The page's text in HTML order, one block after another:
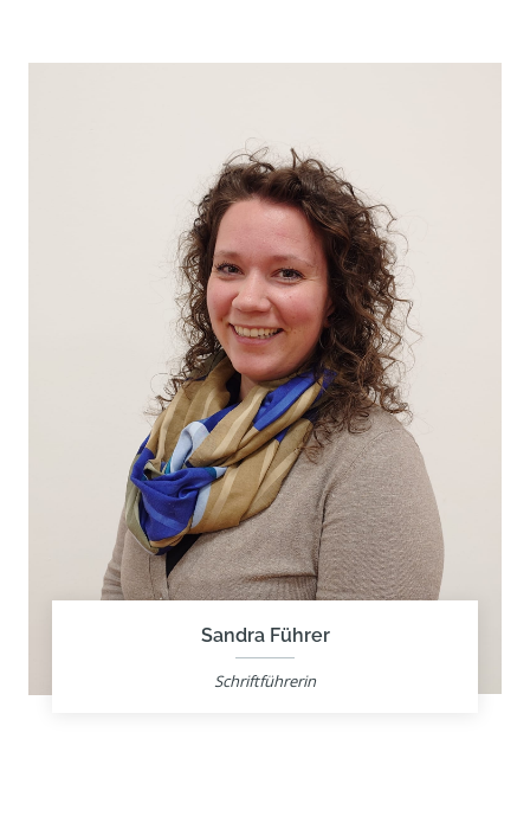
Sandra Führer
Schriftführerin